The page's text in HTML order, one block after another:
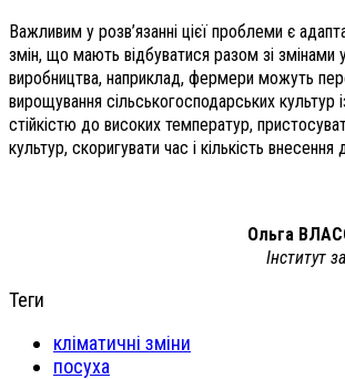
Важливим у розв’язанні цієї проблеми є
змін, що мають відбуватися разом зі змінами
виробництва, наприклад, фермери можуть
вирощування сільськогосподарських культур
стійкістю до високих температур,
культур, скоригувати час і кількість внесення
Ольга
Інститут
Теги
кліматичні зміни
посуха